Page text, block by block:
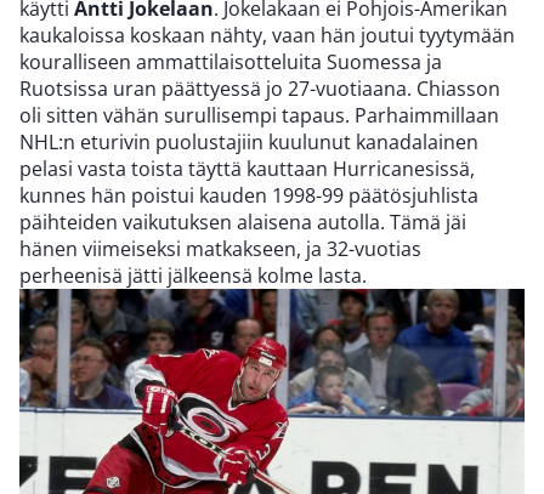
käytti Antti Jokelaan. Jokelakaan ei Pohjois-Amerikan
kaukaloissa koskaan nähty, vaan hän joutui tyytymään
kouralliseen ammattilaisotteluita Suomessa ja
Ruotsissa uran päättyessä jo 27-vuotiaana. Chiasson
oli sitten vähän surullisempi tapaus. Parhaimmillaan
NHL:n eturivin puolustajiin kuulunut kanadalainen
pelasi vasta toista täyttä kauttaan Hurricanesissä,
kunnes hän poistui kauden 1998-99 päätösjuhlista
päihteiden vaikutuksen alaisena autolla. Tämä jäi
hänen viimeiseksi matkakseen, ja 32-vuotias
perheenisä jätti jälkeensä kolme lasta.